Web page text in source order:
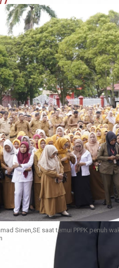
Sinen,SE saat temui PPPK penuh
dan PPPK Paruh Waktu di